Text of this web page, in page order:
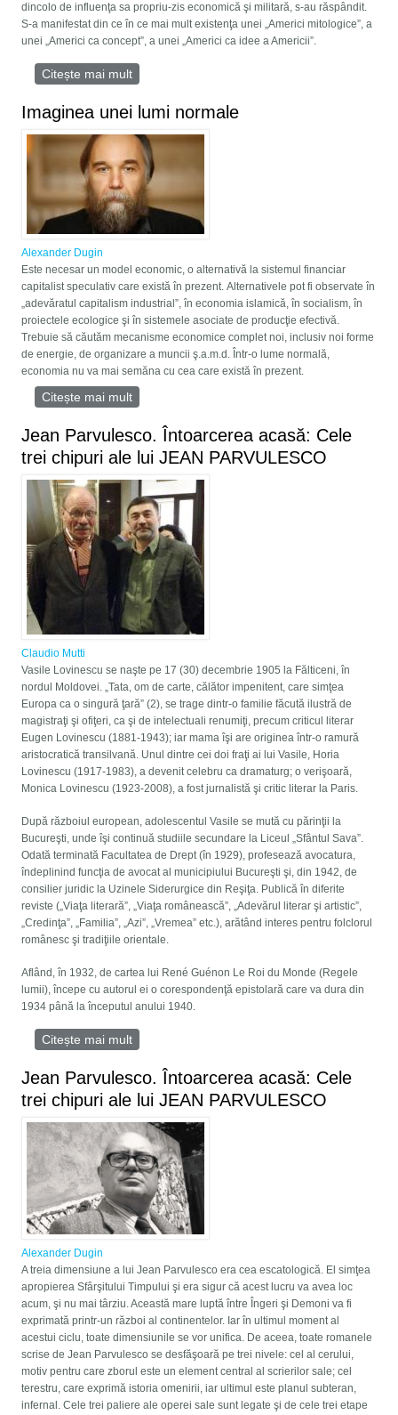
dincolo de influenţa sa propriu-zis economică şi militară, s-au răspândit.
S-a manifestat din ce în ce mai mult existenţa unei „Americi mitologice”, a
unei „Americi ca concept”, a unei „Americi ca idee a Americii”.
Citește mai mult
Imaginea unei lumi normale
Alexander Dugin
Este necesar un model economic, o alternativă la sistemul financiar
capitalist speculativ care există în prezent. Alternativele pot fi observate în
„adevăratul capitalism industrial”, în economia islamică, în socialism, în
proiectele ecologice şi în sistemele asociate de producţie efectivă.
Trebuie să căutăm mecanisme economice complet noi, inclusiv noi forme
de energie, de organizare a muncii ş.a.m.d. Într-o lume normală,
economia nu va mai semăna cu cea care există în prezent.
Citește mai mult
Jean Parvulesco. Întoarcerea acasă: Cele
trei chipuri ale lui JEAN PARVULESCO
Claudio Mutti
Vasile Lovinescu se naşte pe 17 (30) decembrie 1905 la Fălticeni, în
nordul Moldovei. „Tata, om de carte, călător impenitent, care simţea
Europa ca o singură ţară” (2), se trage dintr-o familie făcută ilustră de
magistraţi şi ofiţeri, ca şi de intelectuali renumiţi, precum criticul literar
Eugen Lovinescu (1881-1943); iar mama îşi are originea într-o ramură
aristocratică transilvană. Unul dintre cei doi fraţi ai lui Vasile, Horia
Lovinescu (1917-1983), a devenit celebru ca dramaturg; o verişoară,
Monica Lovinescu (1923-2008), a fost jurnalistă şi critic literar la Paris.
După războiul european, adolescentul Vasile se mută cu părinţii la
Bucureşti, unde îşi continuă studiile secundare la Liceul „Sfântul Sava”.
Odată terminată Facultatea de Drept (în 1929), profesează avocatura,
îndeplinind funcţia de avocat al municipiului Bucureşti şi, din 1942, de
consilier juridic la Uzinele Siderurgice din Reşiţa. Publică în diferite
reviste („Viaţa literară”, „Viaţa românească”, „Adevărul literar şi artistic”,
„Credinţa”, „Familia”, „Azi”, „Vremea” etc.), arătând interes pentru folclorul
românesc şi tradiţiile orientale.
Aflând, în 1932, de cartea lui René Guénon Le Roi du Monde (Regele
lumii), începe cu autorul ei o corespondenţă epistolară care va dura din
1934 până la începutul anului 1940.
Citește mai mult
Jean Parvulesco. Întoarcerea acasă: Cele
trei chipuri ale lui JEAN PARVULESCO
Alexander Dugin
A treia dimensiune a lui Jean Parvulesco era cea escatologică. El simţea
apropierea Sfârşitului Timpului şi era sigur că acest lucru va avea loc
acum, şi nu mai târziu. Această mare luptă între Îngeri şi Demoni va fi
exprimată printr-un război al continentelor. Iar în ultimul moment al
acestui ciclu, toate dimensiunile se vor unifica. De aceea, toate romanele
scrise de Jean Parvulesco se desfăşoară pe trei nivele: cel al cerului,
motiv pentru care zborul este un element central al scrierilor sale; cel
terestru, care exprimă istoria omenirii, iar ultimul este planul subteran,
infernal. Cele trei paliere ale operei sale sunt legate şi de cele trei etape